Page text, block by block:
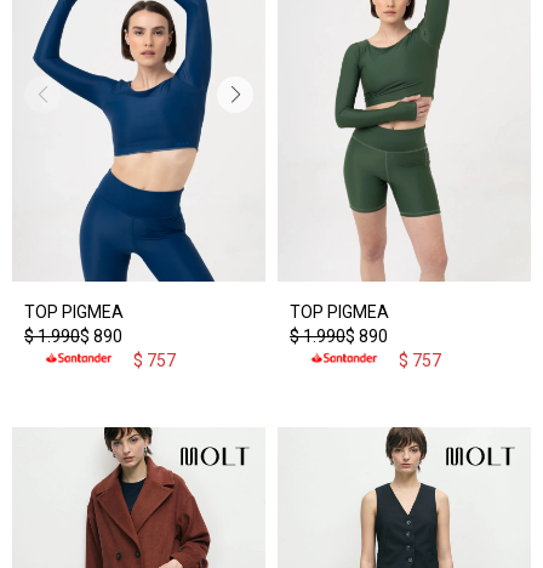
TOP PIGMEA
$ 890
$1.990
$ 757
TOP PIGMEA
$ 890
$1.990
$ 757